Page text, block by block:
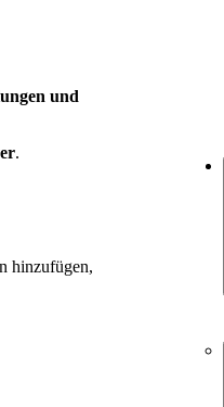
und
.
hinzufügen,